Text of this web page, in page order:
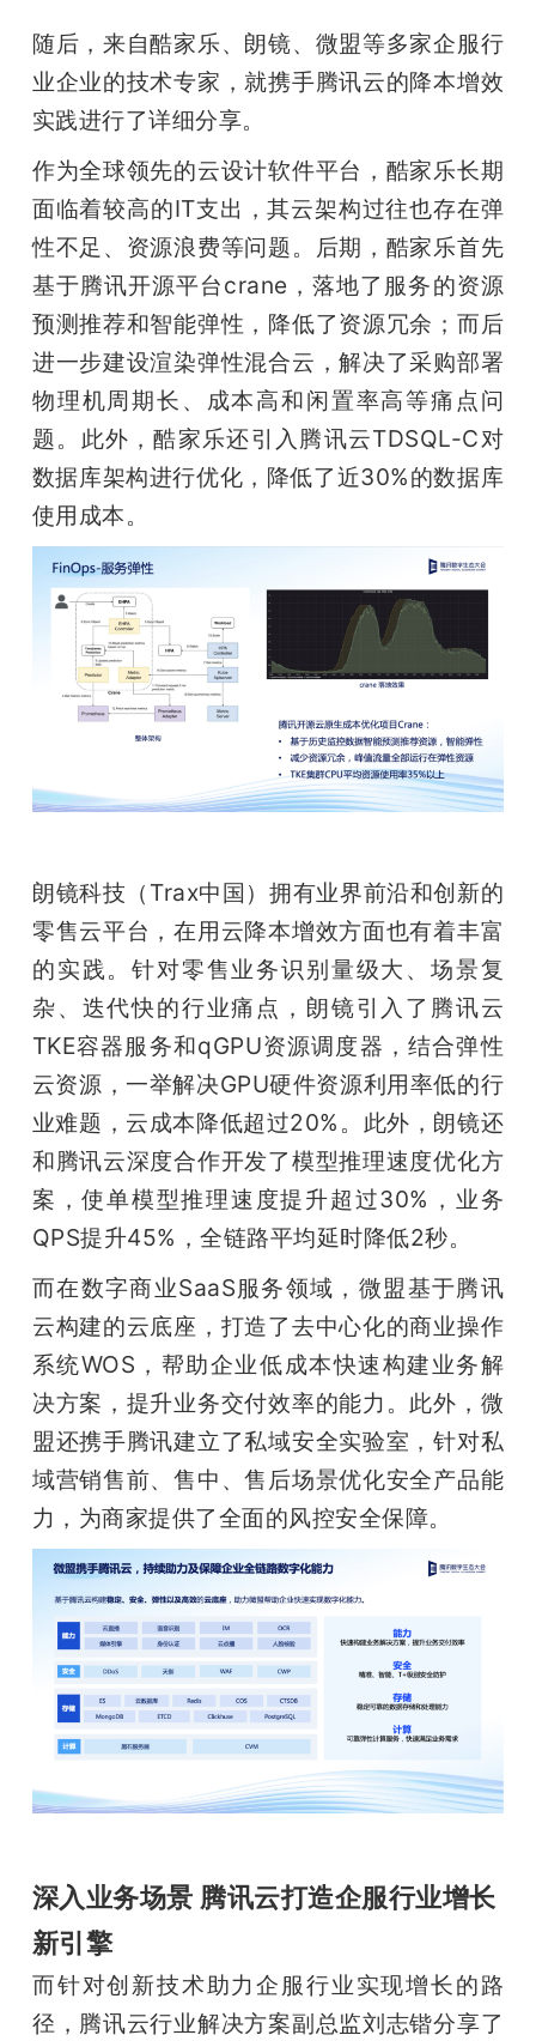
随后，来自酷家乐、朗镜、微盟等多家企服行
业企业的技术专家，就携手腾讯云的降本增效
实践进行了详细分享。
作为全球领先的云设计软件平台，酷家乐长期
面临着较高的IT支出，其云架构过往也存在弹
性不足、资源浪费等问题。后期，酷家乐首先
基于腾讯开源平台crane，落地了服务的资源
预测推荐和智能弹性，降低了资源冗余；而后
进一步建设渲染弹性混合云，解决了采购部署
物理机周期长、成本高和闲置率高等痛点问
题。此外，酷家乐还引入腾讯云TDSQL-C对
数据库架构进行优化，降低了近30%的数据库
使用成本。
朗镜科技（Trax中国）拥有业界前沿和创新的
零售云平台，在用云降本增效方面也有着丰富
的实践。针对零售业务识别量级大、场景复
杂、迭代快的行业痛点，朗镜引入了腾讯云
TKE容器服务和qGPU资源调度器，结合弹性
云资源，一举解决GPU硬件资源利用率低的行
业难题，云成本降低超过20%。此外，朗镜还
和腾讯云深度合作开发了模型推理速度优化方
案，使单模型推理速度提升超过30%，业务
QPS提升45%，全链路平均延时降低2秒。
而在数字商业SaaS服务领域，微盟基于腾讯
云构建的云底座，打造了去中心化的商业操作
系统WOS，帮助企业低成本快速构建业务解
决方案，提升业务交付效率的能力。此外，微
盟还携手腾讯建立了私域安全实验室，针对私
域营销售前、售中、售后场景优化安全产品能
力，为商家提供了全面的风控安全保障。
深入业务场景 腾讯云打造企服行业增长
新引擎
而针对创新技术助力企服行业实现增长的路
径，腾讯云行业解决方案副总监刘志锴分享了